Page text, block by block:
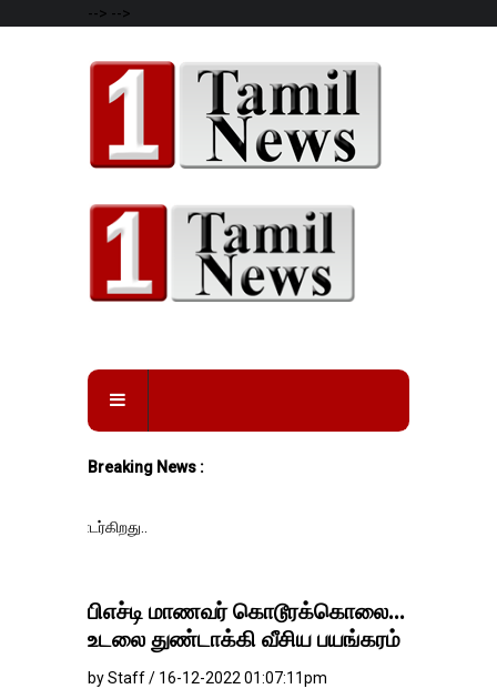
--> -->
Breaking News :
பிஎச்டி மாணவர் கொடூரக்கொலை...
உடலை துண்டாக்கி வீசிய பயங்கரம்
by Staff / 16-12-2022 01:07:11pm